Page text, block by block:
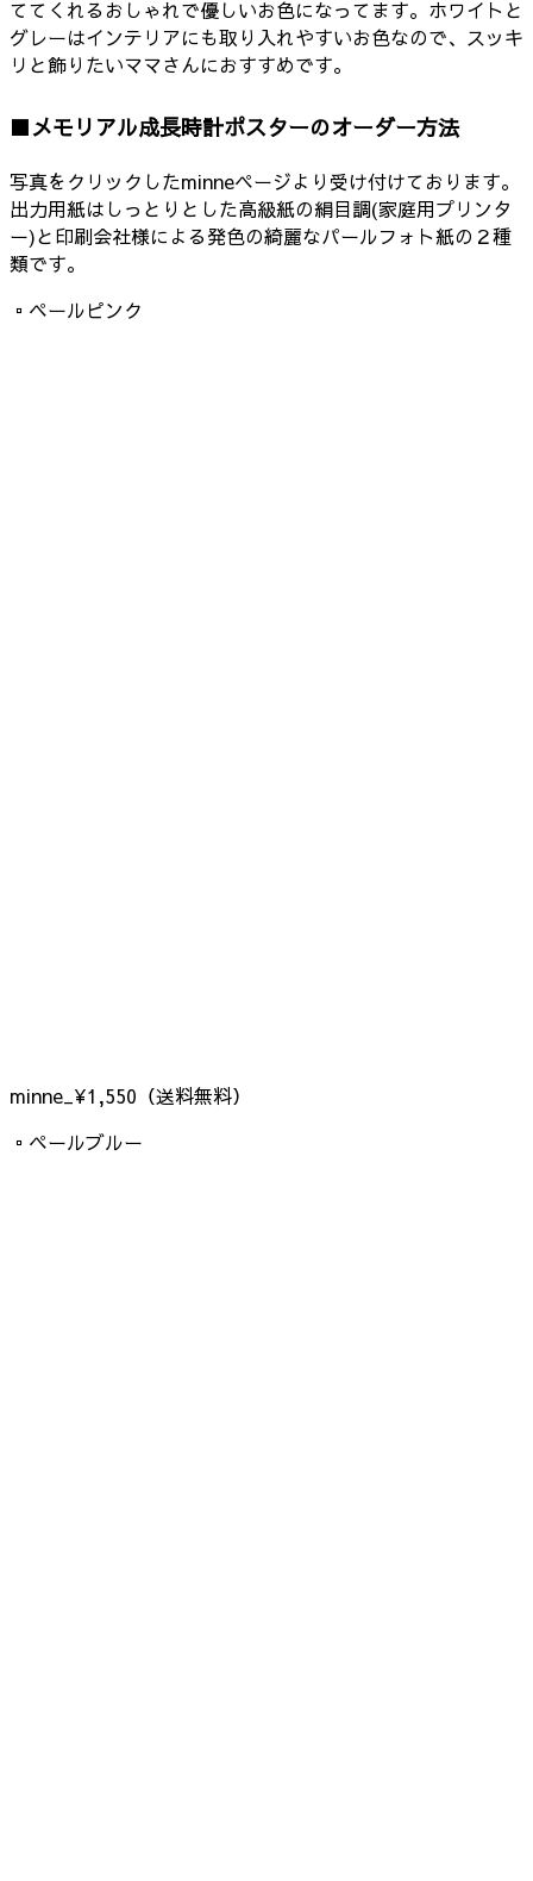
ててくれるおしゃれで優しいお色になってます。ホワイトと
グレーはインテリアにも取り入れやすいお色なので、スッキ
リと飾りたいママさんにおすすめです。
■メモリアル成長時計ポスターのオーダー方法
写真をクリックしたminneページより受け付けております。
出力用紙はしっとりとした高級紙の絹目調(家庭用プリンタ
ー)と印刷会社様による発色の綺麗なパールフォト紙の２種
類です。
▫︎ペールピンク
minne_¥1,550（送料無料）
▫︎ペールブルー